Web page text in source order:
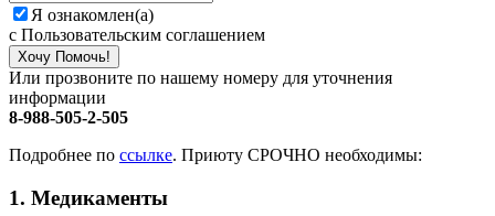
Я ознакомлен(а)
с Пользовательским соглашением
Хочу Помочь!
Или прозвоните по нашему номеру для уточнения
информации
8-988-505-2-505
Подробнее по ссылке. Приюту СРОЧНО необходимы:
1. Медикаменты